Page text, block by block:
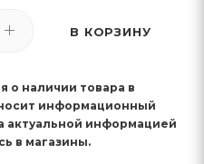
В КОРЗИНУ
о наличии товара в
информационный
актуальной информацией
в магазины.